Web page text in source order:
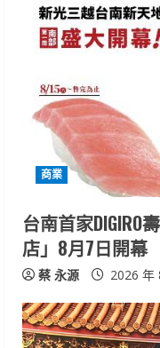
a
i
n
g
商業
台南首家
店」8月7日開幕
蔡 永源 2026 年